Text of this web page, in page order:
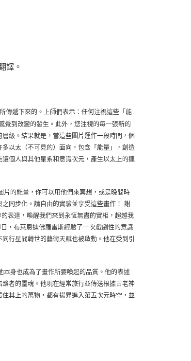
譯。
傳遞下來的。上師們表示：任何注視這些「能
覺到改變的發生。此外，您注視的每一張新的
級。結果就是，當這些圖片運作一段時間，個
以太（不可見的）面向，包含「能量」，創造
個人與其他星系和意識次元，產生以太上的連
的能量，你可以用他們來冥想，或是晚間時
同步化。請自由的實驗並享受這些畫作！ 謝
表達，喚醒我們來到永恆無盡的實相，超越我
，布萊恩迪佛羅雷斯經驗了一次戲劇性的意識
行星間轉世的藝術天賦也被啟動。他在受到引
身也成為了畫作所要喚起的品質。他的表述
者的靈魂。他現在經常旅行並傳送根據古老神
其上的萬物，都有揚昇進入第五次元時空，並